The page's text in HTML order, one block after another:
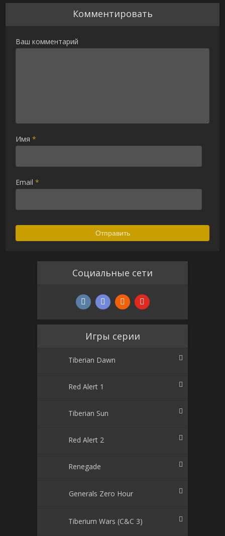
Комментировать
Ваш комментарий
Имя*
Email*
Социальные сети
Игры серии
Tiberian Dawn
Red Alert 1
Tiberian Sun
Red Alert 2
Renegade
Generals Zero Hour
Tiberium Wars (C&C 3)